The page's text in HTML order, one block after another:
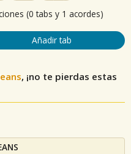
(0 tabs y 1 acordes)
Añadir tab
, ¡no te pierdas estas